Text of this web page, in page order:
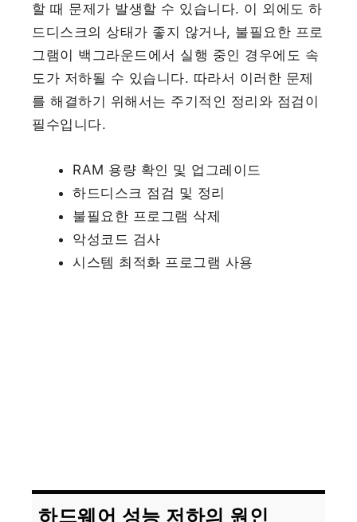
할 때 문제가 발생할 수 있습니다. 이 외에도 하
드디스크의 상태가 좋지 않거나, 불필요한 프로
그램이 백그라운드에서 실행 중인 경우에도 속
도가 저하될 수 있습니다. 따라서 이러한 문제
를 해결하기 위해서는 주기적인 정리와 점검이
필수입니다.
RAM 용량 확인 및 업그레이드
하드디스크 점검 및 정리
불필요한 프로그램 삭제
악성코드 검사
시스템 최적화 프로그램 사용
하드웨어 성능 저하의 원인